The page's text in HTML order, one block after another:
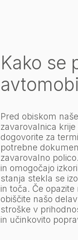
Kako se
Pred obiskom
zavarovalnica
dogovorite za
potrebne
zavarovalno
in omogočajo
stanja stekla se
in toča. Če
obiščite našo
stroške v
in učinkovito